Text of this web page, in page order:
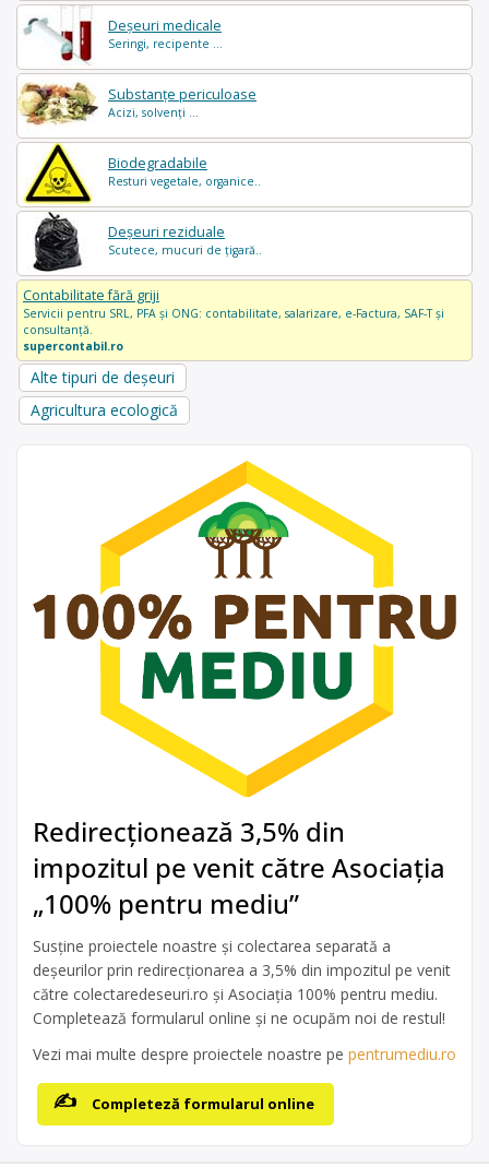
Deșeuri medicale
Seringi, recipente ...
Substanțe periculoase
Acizi, solvenți ...
Biodegradabile
Resturi vegetale, organice..
Deșeuri reziduale
Scutece, mucuri de țigară..
Contabilitate fără griji
Servicii pentru SRL, PFA și ONG: contabilitate, salarizare, e-Factura, SAF-T și
consultanță.
supercontabil.ro
Alte tipuri de deșeuri
Agricultura ecologică
Redirecționează 3,5% din
impozitul pe venit către Asociația
„100% pentru mediu”
Susține proiectele noastre și colectarea separată a
deșeurilor prin redirecționarea a 3,5% din impozitul pe venit
către colectaredeseuri.ro și Asociația 100% pentru mediu.
Completează formularul online și ne ocupăm noi de restul!
Vezi mai multe despre proiectele noastre pe pentrumediu.ro
Completeză formularul online